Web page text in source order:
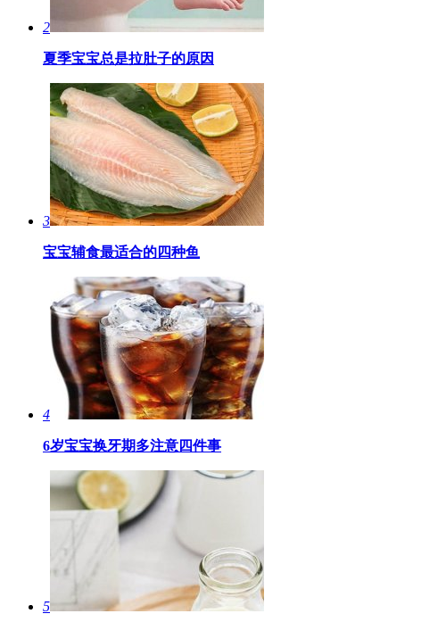
2
夏季宝宝总是拉肚子的原因
3
宝宝辅食最适合的四种鱼
4
6岁宝宝换牙期多注意四件事
5